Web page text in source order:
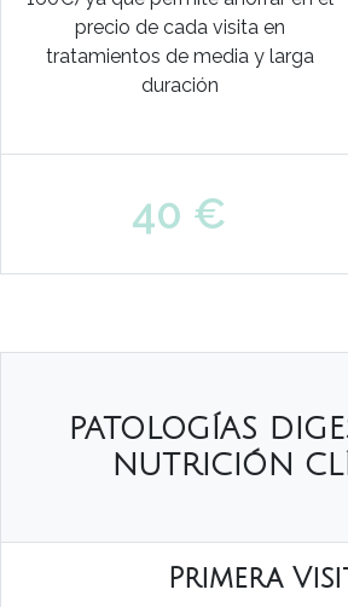
precio de cada visita en
tratamientos de media y larga
duración
40 €
PATOLOGÍAS
NUTRICIÓN
Primera